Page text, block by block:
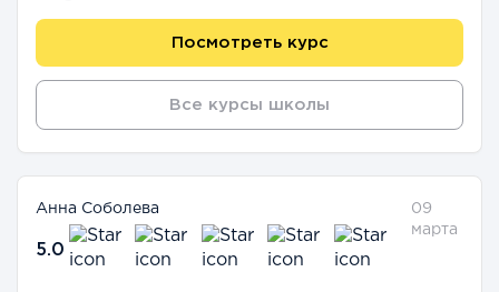
Посмотреть курс
Все курсы школы
Анна Соболева
5.0
09
марта